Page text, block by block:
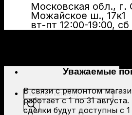
Московская обл., г.
Можайское ш., 17к1
вт-пт 12:00-19:00, сб
Поиск
товаров
Уважаемые
В связи с ремонтом
работает с 1 по 31
сделки будут доступны с